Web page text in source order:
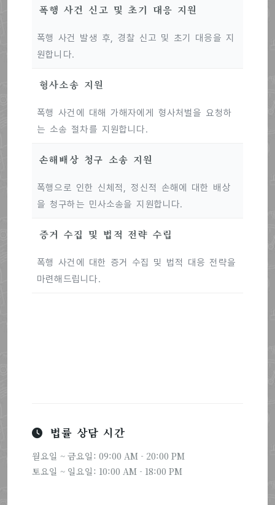
폭행 사건 신고 및 초기 대응 지원
폭행 사건 발생 후, 경찰 신고 및 초기 대응을 지
원합니다.
형사소송 지원
폭행 사건에 대해 가해자에게 형사처벌을 요청하
는 소송 절차를 지원합니다.
손해배상 청구 소송 지원
폭행으로 인한 신체적, 정신적 손해에 대한 배상
을 청구하는 민사소송을 지원합니다.
증거 수집 및 법적 전략 수립
폭행 사건에 대한 증거 수집 및 법적 대응 전략을
마련해드립니다.
법률 상담 시간
월요일 ~ 금요일: 09:00 AM - 20:00 PM
토요일 ~ 일요일: 10:00 AM - 18:00 PM